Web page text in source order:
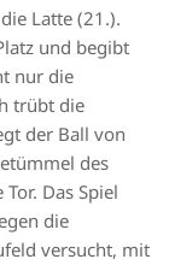
Latte (21.).
und begibt
nur die
trübt die
der Ball von
des
Das Spiel
die
versucht, mit